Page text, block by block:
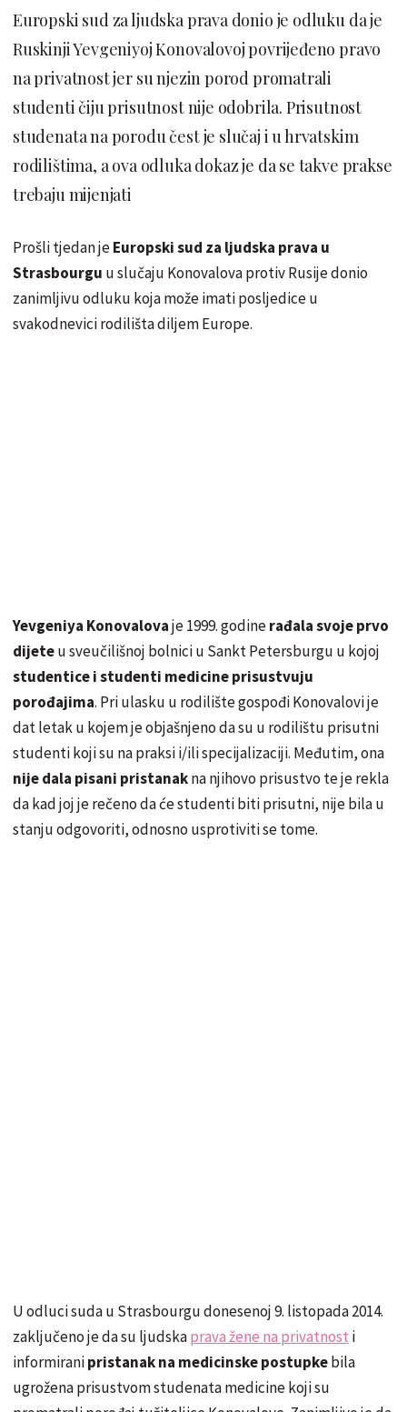
Europski sud za ljudska prava donio je odluku da je
Ruskinji Yevgeniyoj Konovalovoj povrijeđeno pravo
na privatnost jer su njezin porod promatrali
studenti čiju prisutnost nije odobrila. Prisutnost
studenata na porodu čest je slučaj i u hrvatskim
rodilištima, a ova odluka dokaz je da se takve prakse
trebaju mijenjati
Prošli tjedan jeEuropski sud za ljudska prava u
Strasbourgu u slučaju Konovalova protiv Rusije donio
zanimljivu odluku koja može imati posljedice u
svakodnevici rodilišta diljem Europe.
Yevgeniya Konovalovaje 1999. godinerađala svoje prvo
dijeteu sveučilišnoj bolnici u Sankt Petersburgu u kojoj
studentice i studenti medicine prisustvuju
porođajima. Pri ulasku u rodilište gospođi Konovalovi je
dat letak u kojem je objašnjeno da su u rodilištu prisutni
studenti koji su na praksi i/ili specijalizaciji. Međutim, ona
nije dala pisani pristanakna njihovo prisustvo te je rekla
da kad joj je rečeno da će studenti biti prisutni, nije bila u
stanju odgovoriti, odnosno usprotiviti se tome.
U odluci suda u Strasbourgu donesenoj 9. listopada 2014.
zaključeno je da su ljudskaprava žene na privatnost i
informiranipristanak na medicinske postupkebila
ugrožena prisustvom studenata medicine koji su